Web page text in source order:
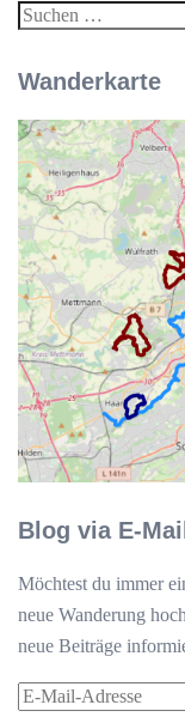
Suchen
Wanderkarte
Blog via E-
Möchtest du immer
neue Wanderung
neue Beiträge
E-